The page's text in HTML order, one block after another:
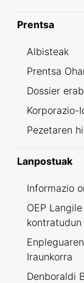
Prentsa
Albisteak
Prentsa
Dossier
Korporazio-
Pezetaren
Lanpostuak
Informazio
OEP
Iraunkorra
Denboraldi